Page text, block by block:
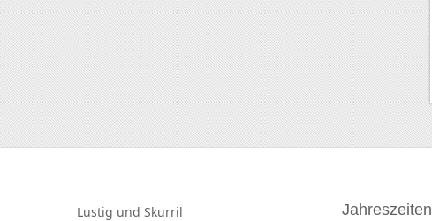
Lustig und Skurril
Jahreszeiten